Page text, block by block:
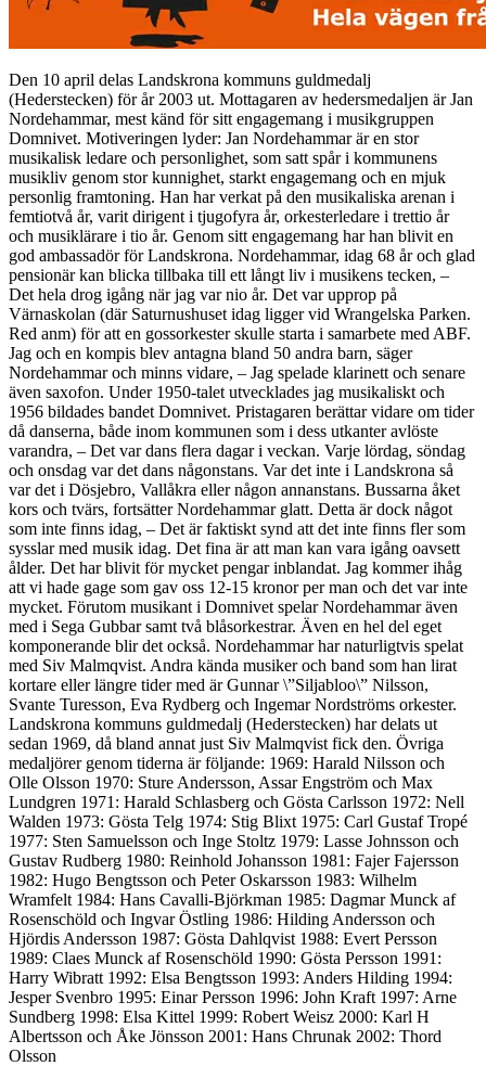
Den 10 april delas Landskrona kommuns guldmedalj
(Hederstecken) för år 2003 ut. Mottagaren av hedersmedaljen är Jan
Nordehammar, mest känd för sitt engagemang i musikgruppen
Domnivet. Motiveringen lyder: Jan Nordehammar är en stor
musikalisk ledare och personlighet, som satt spår i kommunens
musikliv genom stor kunnighet, starkt engagemang och en mjuk
personlig framtoning. Han har verkat på den musikaliska arenan i
femtiotvå år, varit dirigent i tjugofyra år, orkesterledare i trettio år
och musiklärare i tio år. Genom sitt engagemang har han blivit en
god ambassadör för Landskrona. Nordehammar, idag 68 år och glad
pensionär kan blicka tillbaka till ett långt liv i musikens tecken, –
Det hela drog igång när jag var nio år. Det var upprop på
Värnaskolan (där Saturnushuset idag ligger vid Wrangelska Parken.
Red anm) för att en gossorkester skulle starta i samarbete med ABF.
Jag och en kompis blev antagna bland 50 andra barn, säger
Nordehammar och minns vidare, – Jag spelade klarinett och senare
även saxofon. Under 1950-talet utvecklades jag musikaliskt och
1956 bildades bandet Domnivet. Pristagaren berättar vidare om tider
då danserna, både inom kommunen som i dess utkanter avlöste
varandra, – Det var dans flera dagar i veckan. Varje lördag, söndag
och onsdag var det dans någonstans. Var det inte i Landskrona så
var det i Dösjebro, Vallåkra eller någon annanstans. Bussarna åket
kors och tvärs, fortsätter Nordehammar glatt. Detta är dock något
som inte finns idag, – Det är faktiskt synd att det inte finns fler som
sysslar med musik idag. Det fina är att man kan vara igång oavsett
ålder. Det har blivit för mycket pengar inblandat. Jag kommer ihåg
att vi hade gage som gav oss 12-15 kronor per man och det var inte
mycket. Förutom musikant i Domnivet spelar Nordehammar även
med i Sega Gubbar samt två blåsorkestrar. Även en hel del eget
komponerande blir det också. Nordehammar har naturligtvis spelat
med Siv Malmqvist. Andra kända musiker och band som han lirat
kortare eller längre tider med är Gunnar \”Siljabloo\” Nilsson,
Svante Turesson, Eva Rydberg och Ingemar Nordströms orkester.
Landskrona kommuns guldmedalj (Hederstecken) har delats ut
sedan 1969, då bland annat just Siv Malmqvist fick den. Övriga
medaljörer genom tiderna är följande: 1969: Harald Nilsson och
Olle Olsson 1970: Sture Andersson, Assar Engström och Max
Lundgren 1971: Harald Schlasberg och Gösta Carlsson 1972: Nell
Walden 1973: Gösta Telg 1974: Stig Blixt 1975: Carl Gustaf Tropé
1977: Sten Samuelsson och Inge Stoltz 1979: Lasse Johnsson och
Gustav Rudberg 1980: Reinhold Johansson 1981: Fajer Fajersson
1982: Hugo Bengtsson och Peter Oskarsson 1983: Wilhelm
Wramfelt 1984: Hans Cavalli-Björkman 1985: Dagmar Munck af
Rosenschöld och Ingvar Östling 1986: Hilding Andersson och
Hjördis Andersson 1987: Gösta Dahlqvist 1988: Evert Persson
1989: Claes Munck af Rosenschöld 1990: Gösta Persson 1991:
Harry Wibratt 1992: Elsa Bengtsson 1993: Anders Hilding 1994:
Jesper Svenbro 1995: Einar Persson 1996: John Kraft 1997: Arne
Sundberg 1998: Elsa Kittel 1999: Robert Weisz 2000: Karl H
Albertsson och Åke Jönsson 2001: Hans Chrunak 2002: Thord
Olsson